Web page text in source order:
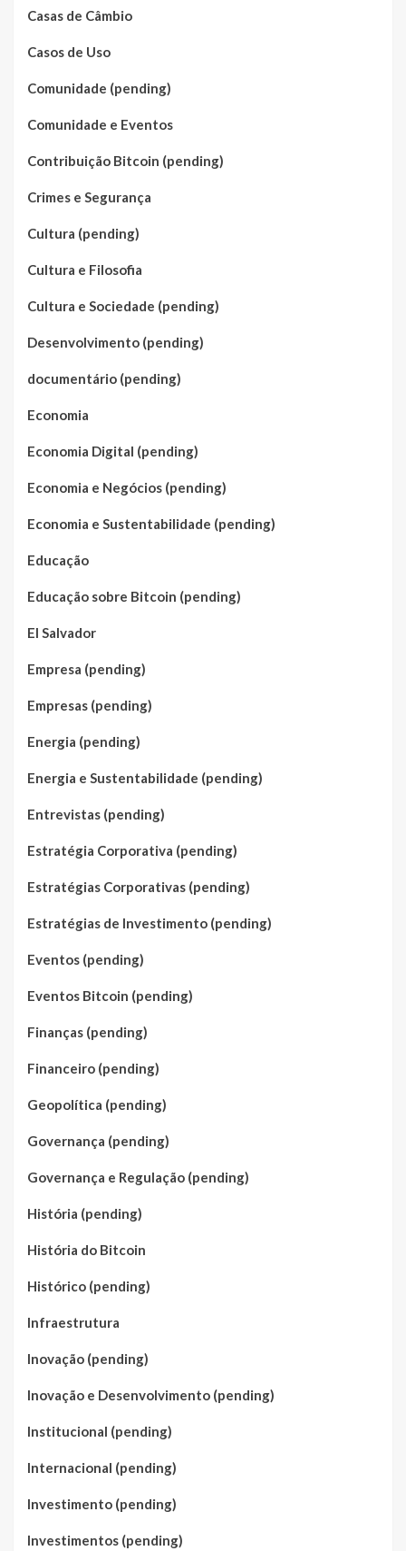
Casas de Câmbio
Casos de Uso
Comunidade (pending)
Comunidade e Eventos
Contribuição Bitcoin (pending)
Crimes e Segurança
Cultura (pending)
Cultura e Filosofia
Cultura e Sociedade (pending)
Desenvolvimento (pending)
documentário (pending)
Economia
Economia Digital (pending)
Economia e Negócios (pending)
Economia e Sustentabilidade (pending)
Educação
Educação sobre Bitcoin (pending)
El Salvador
Empresa (pending)
Empresas (pending)
Energia (pending)
Energia e Sustentabilidade (pending)
Entrevistas (pending)
Estratégia Corporativa (pending)
Estratégias Corporativas (pending)
Estratégias de Investimento (pending)
Eventos (pending)
Eventos Bitcoin (pending)
Finanças (pending)
Financeiro (pending)
Geopolítica (pending)
Governança (pending)
Governança e Regulação (pending)
História (pending)
História do Bitcoin
Histórico (pending)
Infraestrutura
Inovação (pending)
Inovação e Desenvolvimento (pending)
Institucional (pending)
Internacional (pending)
Investimento (pending)
Investimentos (pending)